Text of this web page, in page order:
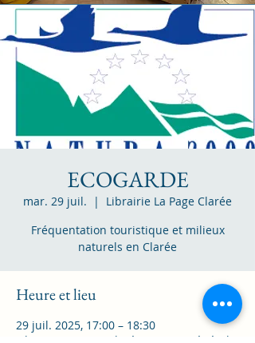
ECOGARDE
mar. 29 juil.
  |
Librairie La Page Clarée
Fréquentation touristique et milieux
naturels en Clarée
Heure et lieu
29 juil. 2025, 17:00 – 18:30